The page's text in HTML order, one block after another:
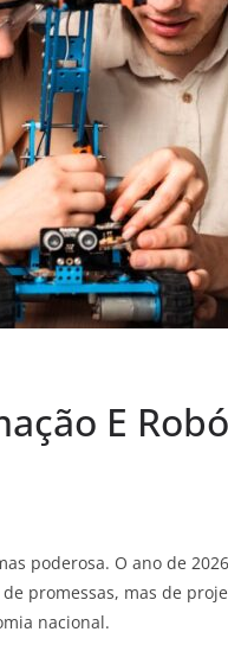
E
poderosa. O ano de
promessas, mas de
nacional.